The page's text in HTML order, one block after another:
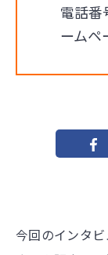
電話番
ームペ
今回のインタ